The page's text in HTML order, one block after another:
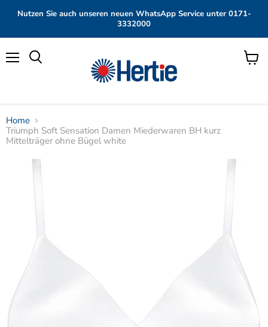
Nutzen Sie auch unseren neuen WhatsApp Service unter 0171-
3332000
Home
Triumph Soft Sensation Damen Miederwaren BH kurz
Mittelträger ohne Bügel white